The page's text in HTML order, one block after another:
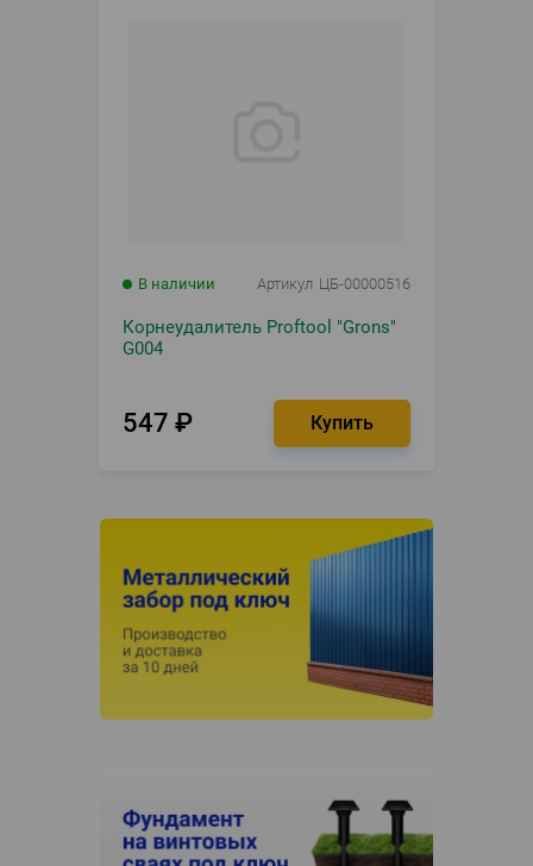
В наличии Артикул ЦБ-00000516
Корнеудалитель Proftool "Grons"
G004
547 ₽